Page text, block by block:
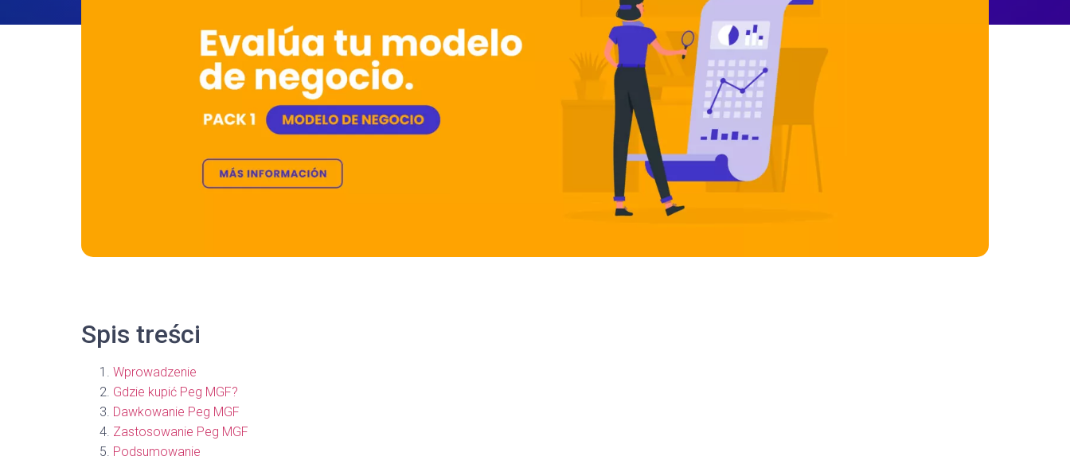
Spis treści
Wprowadzenie
Gdzie kupić Peg MGF?
Dawkowanie Peg MGF
Zastosowanie Peg MGF
Podsumowanie